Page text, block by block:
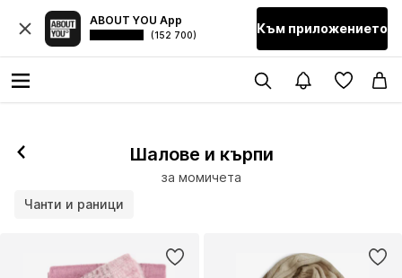
ABOUT YOU App
(152 700) Към приложението
Шалове и кърпи
за момичета
Чанти и раници